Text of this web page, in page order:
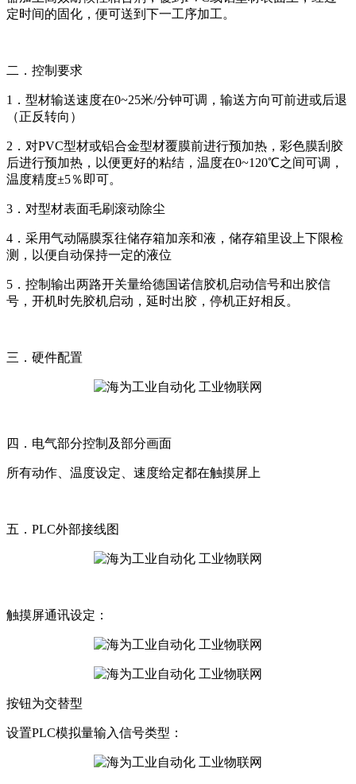
定时间的固化，便可送到下一工序加工。
二．控制要求
1．型材输送速度在0~25米/分钟可调，输送方向可前进或后退
（正反转向）
2．对PVC型材或铝合金型材覆膜前进行预加热，彩色膜刮胶
后进行预加热，以便更好的粘结，温度在0~120℃之间可调，
温度精度±5％即可。
3．对型材表面毛刷滚动除尘
4．采用气动隔膜泵往储存箱加亲和液，储存箱里设上下限检
测，以便自动保持一定的液位
5．控制输出两路开关量给德国诺信胶机启动信号和出胶信
号，开机时先胶机启动，延时出胶，停机正好相反。
三．硬件配置
四．电气部分控制及部分画面
所有动作、温度设定、速度给定都在触摸屏上
五．PLC外部接线图
触摸屏通讯设定：
按钮为交替型
设置PLC模拟量输入信号类型：